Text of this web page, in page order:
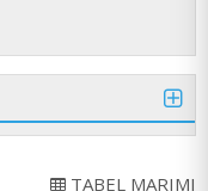
TABEL MARIMI